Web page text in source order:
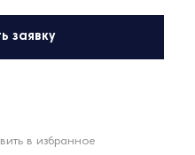
заявку
в избранное